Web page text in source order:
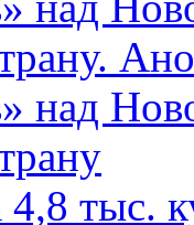
над
4,8 тыс.